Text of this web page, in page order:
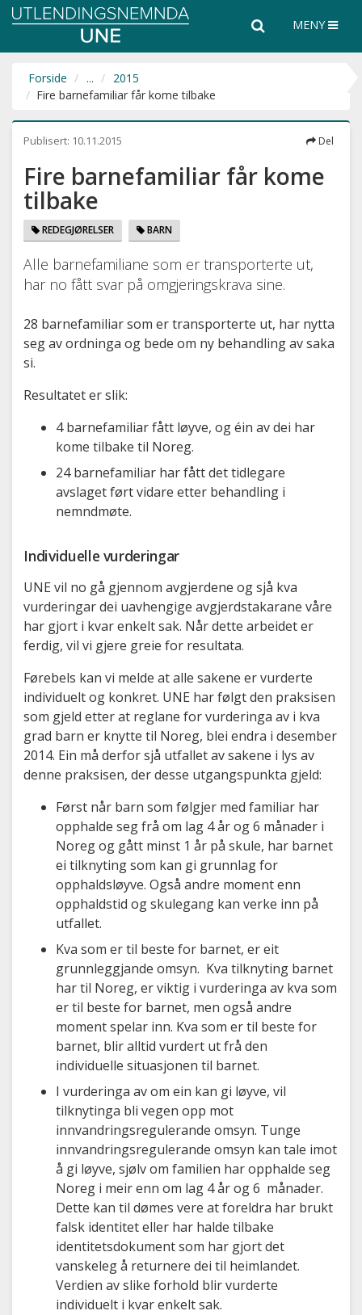
Utlendingsnemnda
hele
Søk MENY
Forside ...
2015
Fire barnefamiliar får kome tilbake
Publisert: 10.11.2015 Del
Fire barnefamiliar får kome
tilbake
REDEGJØRELSER BARN
Alle barnefamiliane som er transporterte ut,
har no fått svar på omgjeringskrava sine.
28 barnefamiliar som er transporterte ut, har nytta
seg av ordninga og bede om ny behandling av saka
si.
Resultatet er slik:
4 barnefamiliar fått løyve, og éin av dei har
kome tilbake til Noreg.
24 barnefamiliar har fått det tidlegare
avslaget ført vidare etter behandling i
nemndmøte.
Individuelle vurderingar
UNE vil no gå gjennom avgjerdene og sjå kva
vurderingar dei uavhengige avgjerdstakarane våre
har gjort i kvar enkelt sak. Når dette arbeidet er
ferdig, vil vi gjere greie for resultata.
Førebels kan vi melde at alle sakene er vurderte
individuelt og konkret. UNE har følgt den praksisen
som gjeld etter at reglane for vurderinga av i kva
grad barn er knytte til Noreg, blei endra i desember
2014. Ein må derfor sjå utfallet av sakene i lys av
denne praksisen, der desse utgangspunkta gjeld:
Først når barn som følgjer med familiar har
opphalde seg frå om lag 4 år og 6 månader i
Noreg og gått minst 1 år på skule, har barnet
ei tilknyting som kan gi grunnlag for
opphaldsløyve. Også andre moment enn
opphaldstid og skulegang kan verke inn på
utfallet.
Kva som er til beste for barnet, er eit
grunnleggjande omsyn. Kva tilknyting barnet
har til Noreg, er viktig i vurderinga av kva som
er til beste for barnet, men også andre
moment spelar inn. Kva som er til beste for
barnet, blir alltid vurdert ut frå den
individuelle situasjonen til barnet.
I vurderinga av om ein kan gi løyve, vil
tilknytinga bli vegen opp mot
innvandringsregulerande omsyn. Tunge
innvandringsregulerande omsyn kan tale imot
å gi løyve, sjølv om familien har opphalde seg
Noreg i meir enn om lag 4 år og 6 månader.
Dette kan til dømes vere at foreldra har brukt
falsk identitet eller har halde tilbake
identitetsdokument som har gjort det
vanskeleg å returnere dei til heimlandet.
Verdien av slike forhold blir vurderte
individuelt i kvar enkelt sak.